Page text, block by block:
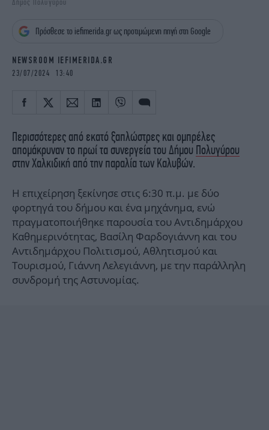
iBOOKS
OSCARS
NEWSLETTER
Δήμος Πολυγύρου
Πρόσθεσε το iefimerida.gr ως προτιμώμενη πηγή στη Google
NEWSROOM IEFIMERIDA.GR
23/07/2024 13:40
Περισσότερες από εκατό ξαπλώστρες και ομπρέλες
απομάκρυναν το πρωί τα συνεργεία του Δήμου Πολυγύρου
στην Χαλκιδική από την παραλία των Καλυβών.
Η επιχείρηση ξεκίνησε στις 6:30 π.μ. με δύο
φορτηγά του δήμου και ένα μηχάνημα, ενώ
πραγματοποιήθηκε παρουσία του Αντιδημάρχου
Καθημερινότητας, Βασίλη Φαρδογιάννη και του
Αντιδημάρχου Πολιτισμού, Αθλητισμού και
Τουρισμού, Γιάννη Λελεγιάννη, με την παράλληλη
συνδρομή της Αστυνομίας.